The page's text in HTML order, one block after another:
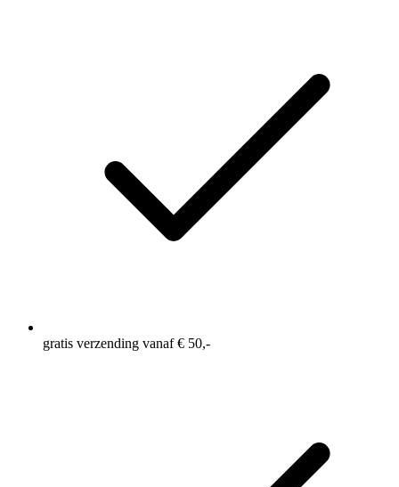
gratis verzending vanaf € 50,-